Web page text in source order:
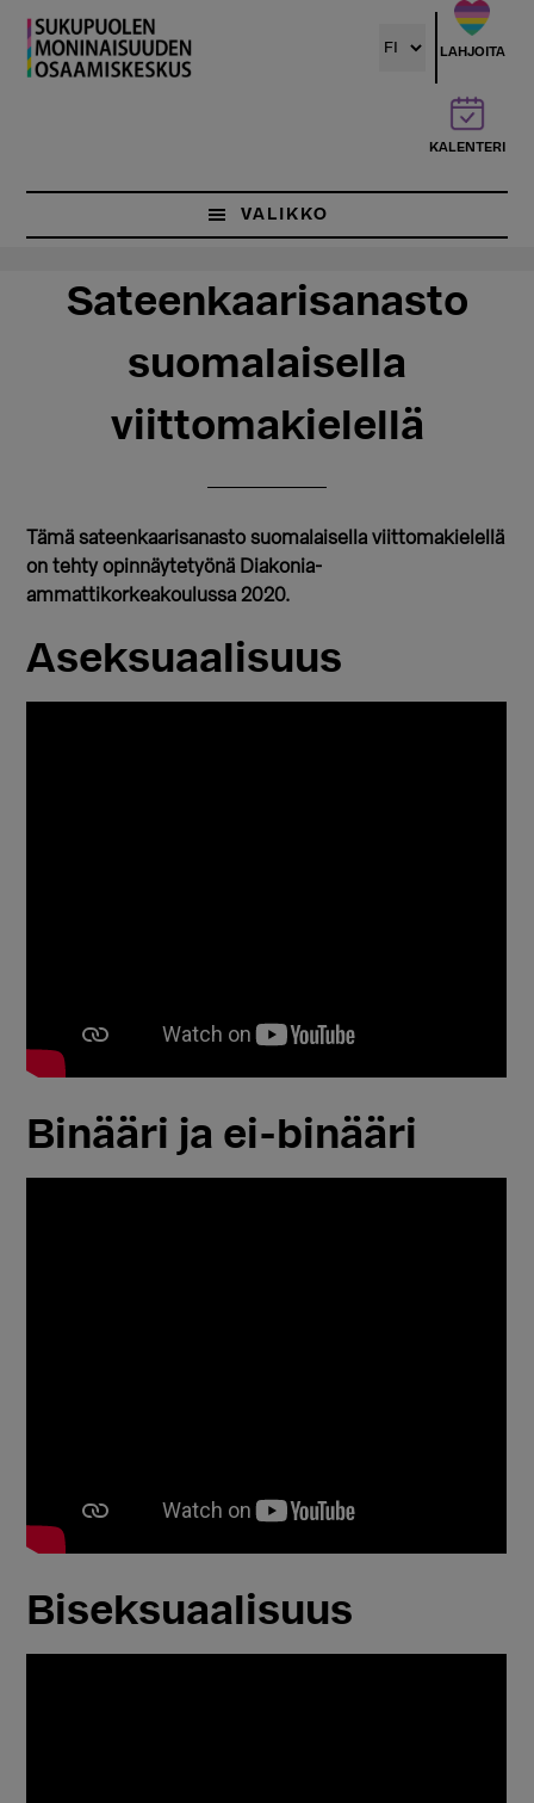
Hyppää
pääsisältöön
Hyppää
ensisijaiseen
sivupalkkiin
LAHJOITA
KALENTERI
VALIKKO
Sateenkaarisanasto
suomalaisella
viittomakielellä
Tämä sateenkaarisanasto suomalaisella viittomakielellä
on tehty opinnäytetyönä Diakonia-
ammattikorkeakoulussa 2020.
Aseksuaalisuus
Binääri ja ei-binääri
Biseksuaalisuus